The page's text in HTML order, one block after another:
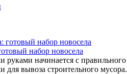
набор новосела
руками начинается с
для вывоза строительного